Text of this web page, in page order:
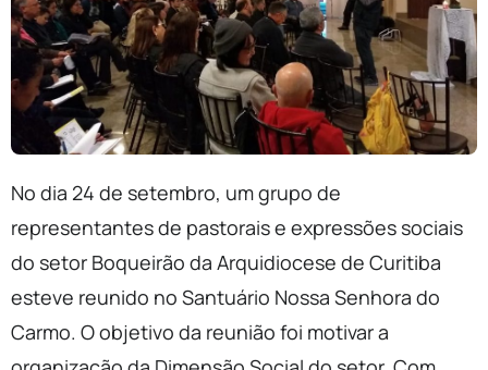
No dia 24 de setembro, um grupo de
representantes de pastorais e expressões sociais
do setor Boqueirão da Arquidiocese de Curitiba
esteve reunido no Santuário Nossa Senhora do
Carmo. O objetivo da reunião foi motivar a